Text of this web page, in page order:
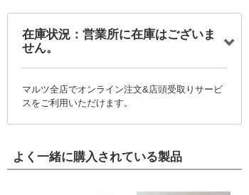
在庫状況：営業所に在庫はございま
せん。
マルツ全店でオンライン注文&店頭受取りサービ
スをご利用いただけます。
よく一緒に購入されている製品